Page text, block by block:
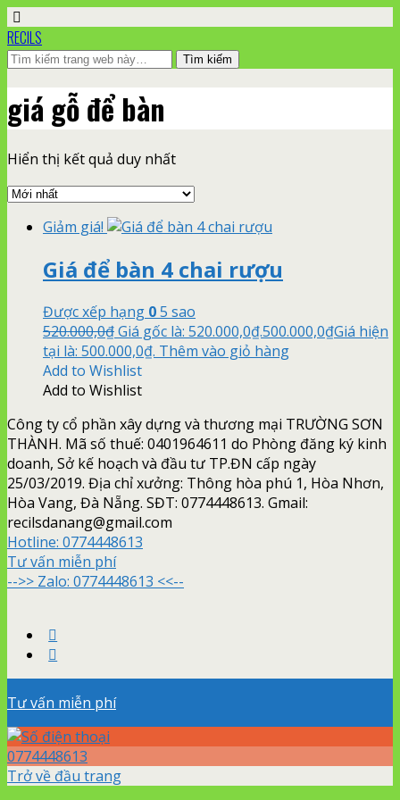
RECILS
giá gỗ để bàn
Hiển thị kết quả duy nhất
Giảm giá!
Giá để bàn 4 chai rượu
Được xếp hạng 05 sao
520.000,0₫Giá gốc là: 520.000,0₫.500.000,0₫Giá hiện
tại là: 500.000,0₫. Thêm vào giỏ hàng
Add to Wishlist
Add to Wishlist
Công ty cổ phần xây dựng và thương mại TRƯỜNG SƠN
THÀNH. Mã số thuế: 0401964611 do Phòng đăng ký kinh
doanh, Sở kế hoạch và đầu tư TP.ĐN cấp ngày
25/03/2019. Địa chỉ xưởng: Thông hòa phú 1, Hòa Nhơn,
Hòa Vang, Đà Nẵng. SĐT: 0774448613. Gmail:
recilsdanang@gmail.com
Hotline: 0774448613
Tư vấn miễn phí
-->> Zalo: 0774448613 <<--
Tư vấn miễn phí
0774448613
Trở về đầu trang